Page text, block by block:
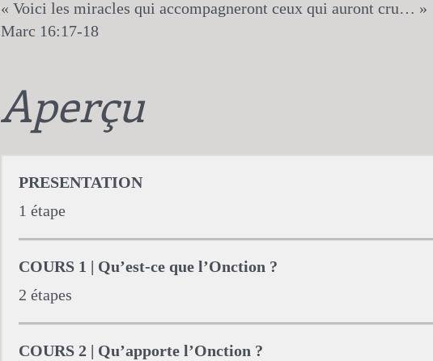
« Voici les miracles qui accompagneront ceux qui auront cru… »
Aperçu
PRESENTATION
.1 étape
COURS 1 | Qu’est-ce que l’Onction ?
.2 étapes
COURS 2 | Qu’apporte l’Onction ?